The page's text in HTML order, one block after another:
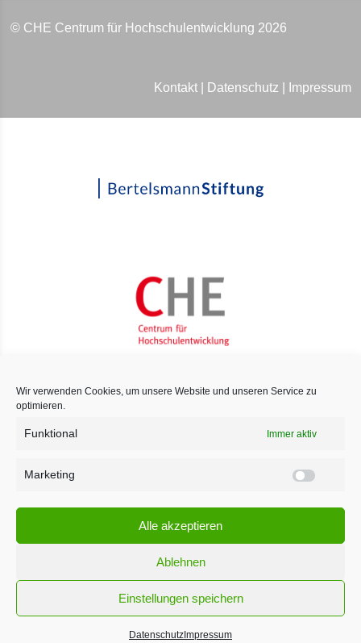
Wir verwenden Cookies, um unsere Website und unseren Service zu
optimieren.
Funktional Immer aktiv
Marketing
Alle akzeptieren
Ablehnen
Einstellungen speichern
Datenschutz Impressum
© CHE Centrum für Hochschulentwicklung 2026
Kontakt| Datenschutz Impressum
¹ Für den Versand unserer Newsletter nutzen wir rapidmail. Mit Ihrer Anmeldung